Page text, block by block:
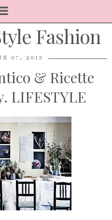
Fashion
07, 2013
& Ricette
LIFESTYLE